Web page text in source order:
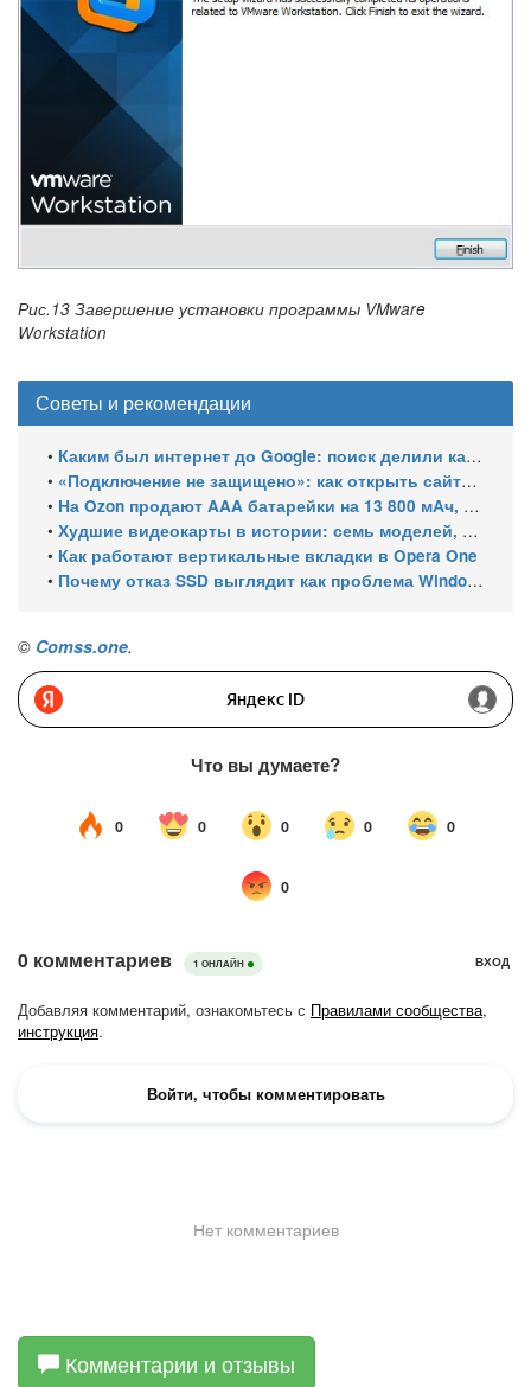
Рис.13 Завершение установки программы VMware
Workstation
Советы и рекомендации
• Каким был интернет до Google: поиск делили каталоги, роботы и порталы
• «Подключение не защищено»: как открыть сайты с российскими сертификатами
• На Ozon продают AAA батарейки на 13 800 мАч, замер показал 400 мАч на элемент
• Худшие видеокарты в истории: семь моделей, провалившихся за 30 лет
• Как работают вертикальные вкладки в Opera One
• Почему отказ SSD выглядит как проблема Windows и как это проверить
© Comss.one.
Комментарии и отзывы